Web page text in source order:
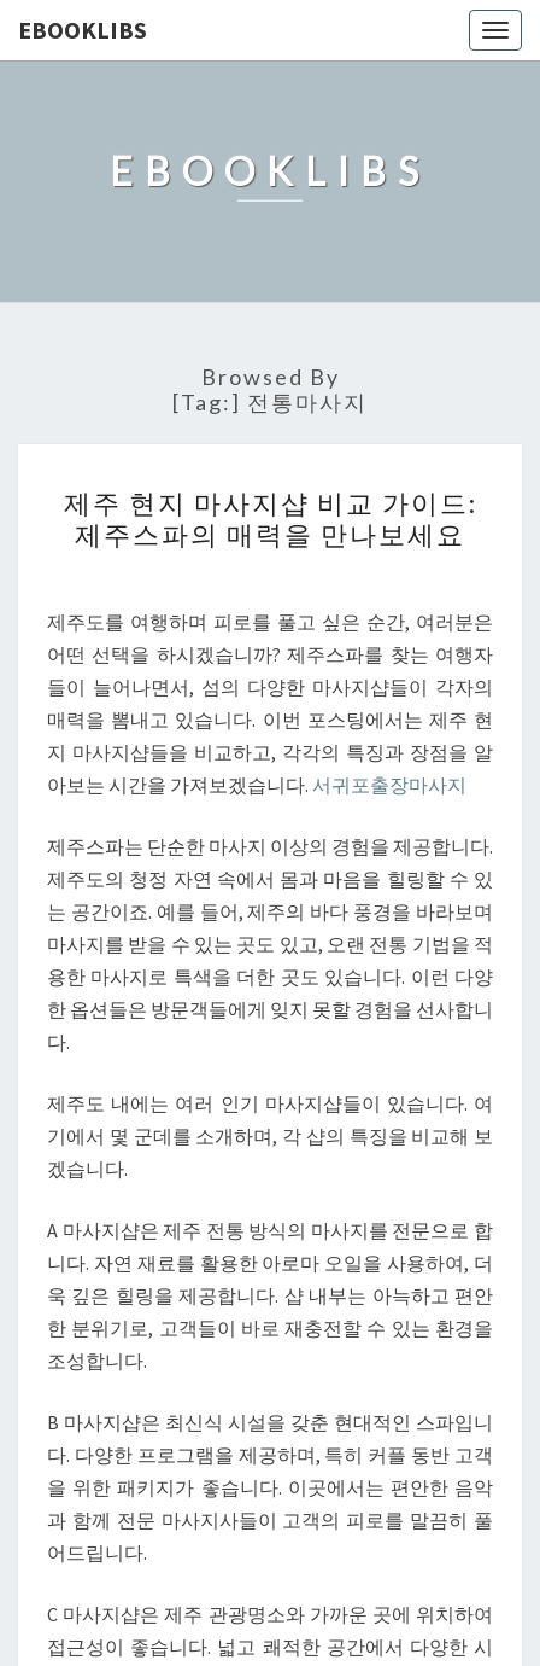
EBOOKLIBS
EBOOKLIBS
Browsed By
[Tag:] 전통마사지
주
현
마
지
샵
교
이
드:
제
주
스
파
력
을
보
세
요
제주 현지 마사지샵 비교 가이드:
제주스파의 매력을 만나보세요
제주도를 여행하며 피로를 풀고 싶은 순간, 여러분은
어떤 선택을 하시겠습니까? 제주스파를 찾는 여행자
들이 늘어나면서, 섬의 다양한 마사지샵들이 각자의
매력을 뽐내고 있습니다. 이번 포스팅에서는 제주 현
지 마사지샵들을 비교하고, 각각의 특징과 장점을 알
아보는 시간을 가져보겠습니다. 서귀포출장마사지
제주스파는 단순한 마사지 이상의 경험을 제공합니다.
제주도의 청정 자연 속에서 몸과 마음을 힐링할 수 있
는 공간이죠. 예를 들어, 제주의 바다 풍경을 바라보며
마사지를 받을 수 있는 곳도 있고, 오랜 전통 기법을 적
용한 마사지로 특색을 더한 곳도 있습니다. 이런 다양
한 옵션들은 방문객들에게 잊지 못할 경험을 선사합니
다.
제주도 내에는 여러 인기 마사지샵들이 있습니다. 여
기에서 몇 군데를 소개하며, 각 샵의 특징을 비교해 보
겠습니다.
A 마사지샵은 제주 전통 방식의 마사지를 전문으로 합
니다. 자연 재료를 활용한 아로마 오일을 사용하여, 더
욱 깊은 힐링을 제공합니다. 샵 내부는 아늑하고 편안
한 분위기로, 고객들이 바로 재충전할 수 있는 환경을
조성합니다.
B 마사지샵은 최신식 시설을 갖춘 현대적인 스파입니
다. 다양한 프로그램을 제공하며, 특히 커플 동반 고객
을 위한 패키지가 좋습니다. 이곳에서는 편안한 음악
과 함께 전문 마사지사들이 고객의 피로를 말끔히 풀
어드립니다.
C 마사지샵은 제주 관광명소와 가까운 곳에 위치하여
접근성이 좋습니다. 넓고 쾌적한 공간에서 다양한 시